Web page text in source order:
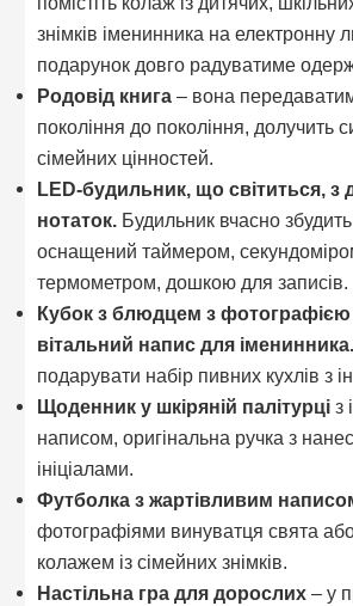
знімків іменинника на електронну
подарунок довго радуватиме
Родовід книга – вона
покоління до покоління, долучить
сімейних цінностей.
LED-будильник, що світиться,
нотаток. Будильник вчасно
оснащений таймером,
термометром, дошкою для записів.
Кубок з блюдцем з фотографією
вітальний напис для іменинника.
подарувати набір пивних кухлів з
Щоденник у шкіряній палітурці з
написом, оригінальна ручка з
ініціалами.
Футболка з жартівливим
фотографіями винуватця свята
колажем із сімейних знімків.
Настільна гра для дорослих – у